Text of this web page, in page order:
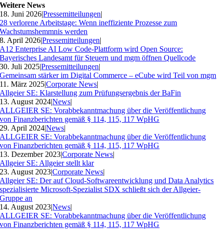
Weitere News
18. Juni 2026|Pressemitteilungen|
28 verlorene Arbeitstage: Wenn ineffiziente Prozesse zum
Wachstumshemmnis werden
8. April 2026|Pressemitteilungen|
A12 Enterprise AI Low Code-Plattform wird Open Source:
Bayerisches Landesamt für Steuern und mgm öffnen Quellcode
30. Juli 2025|Pressemitteilungen|
Gemeinsam stärker im Digital Commerce – eCube wird Teil von mgm
11. März 2025|Corporate News|
Allgeier SE: Klarstellung zum Prüfungsergebnis der BaFin
13. August 2024|News|
ALLGEIER SE: Vorabbekanntmachung über die Veröffentlichung
von Finanzberichten gemäß § 114, 115, 117 WpHG
29. April 2024|News|
ALLGEIER SE: Vorabbekanntmachung über die Veröffentlichung
von Finanzberichten gemäß § 114, 115, 117 WpHG
13. Dezember 2023|Corporate News|
Allgeier SE: Allgeier stellt klar
23. August 2023|Corporate News|
Allgeier SE: Der auf Cloud-Softwareentwicklung und Data Analytics
spezialisierte Microsoft-Spezialist SDX schließt sich der Allgeier-
Gruppe an
14. August 2023|News|
ALLGEIER SE: Vorabbekanntmachung über die Veröffentlichung
von Finanzberichten gemäß § 114, 115, 117 WpHG